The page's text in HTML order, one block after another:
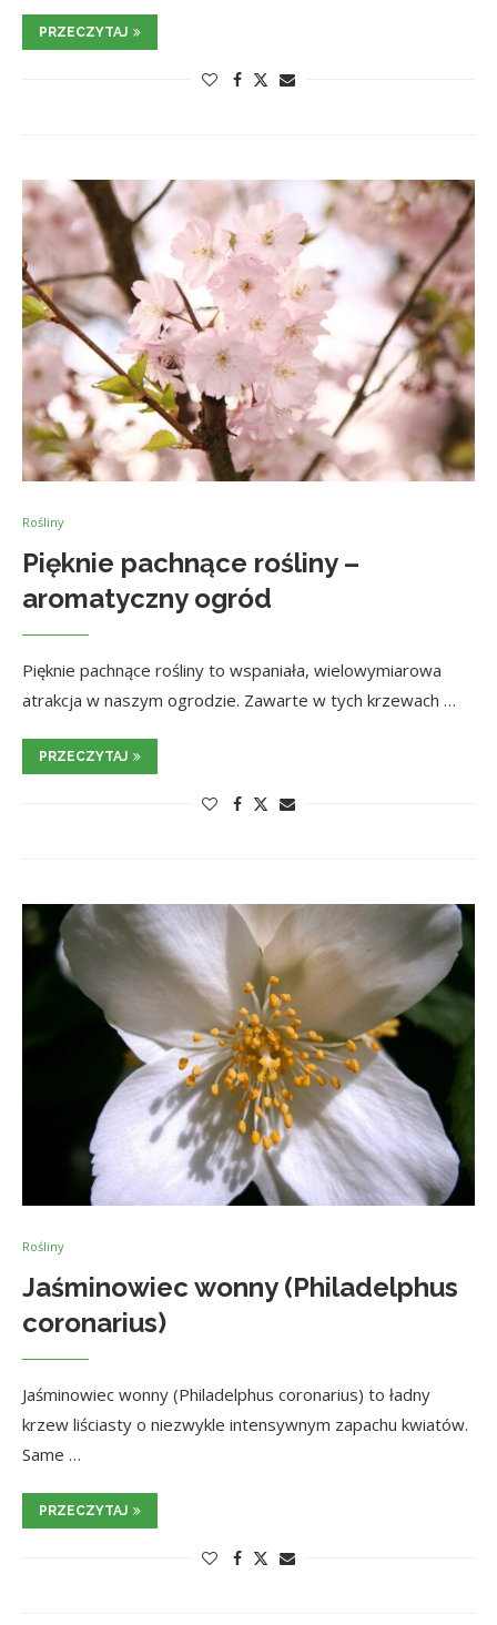
PRZECZYTAJ
Rośliny
Pięknie pachnące rośliny –
aromatyczny ogród
Pięknie pachnące rośliny to wspaniała, wielowymiarowa
atrakcja w naszym ogrodzie. Zawarte w tych krzewach …
PRZECZYTAJ
Rośliny
Jaśminowiec wonny (Philadelphus
coronarius)
Jaśminowiec wonny (Philadelphus coronarius) to ładny
krzew liściasty o niezwykle intensywnym zapachu kwiatów.
Same …
PRZECZYTAJ